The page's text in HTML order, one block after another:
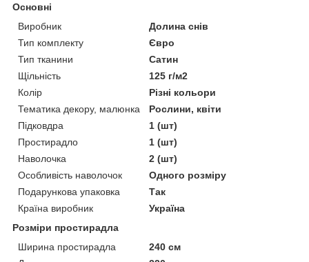
Основні
Виробник
Долина снів
Тип комплекту
Євро
Тип тканини
Сатин
Щільність
125 г/м2
Колір
Різні кольори
Тематика декору, малюнка
Рослини, квіти
Підковдра
1 (шт)
Простирадло
1 (шт)
Наволочка
2 (шт)
Особливість наволочок
Одного розміру
Подарункова упаковка
Так
Країна виробник
Україна
Розміри простирадла
Ширина простирадла
240 см